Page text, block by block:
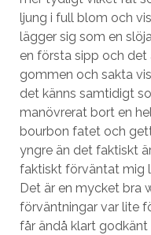
ljung i full blom och
lägger sig som en
en första sipp och
gommen och sakta
det känns samtidigt
manövrerat bort en
bourbon fatet och
yngre än det faktiskt
faktiskt förväntat mig
Det är en mycket bra
förväntningar var lite
får ändå klart